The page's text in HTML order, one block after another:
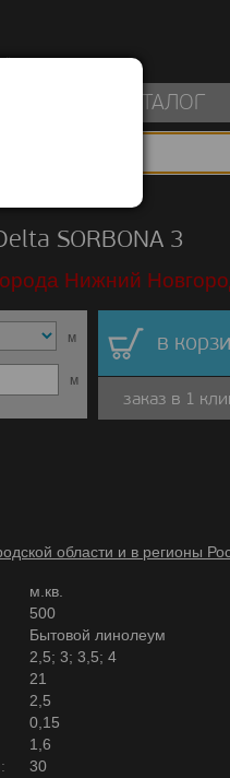
КАТАЛОГ
SORBONA 3
Нижний
м
м
в
заказ в 1
области и в регионы
м.кв.
500
Бытовой линолеум
2,5; 3; 3,5; 4
21
2,5
0,15
1,6
30